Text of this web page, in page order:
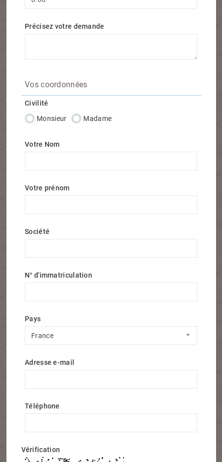
Précisez votre demande
Vos coordonnées
Civilité
Monsieur
Madame
Votre Nom
Votre prénom
Société
N° d'immatriculation
Pays
France
Pays
Adresse e-mail
Téléphone
Vérification